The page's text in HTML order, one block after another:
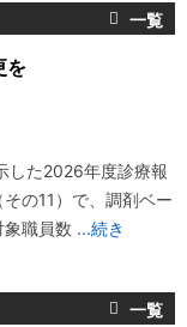
を
た2026年度診療報
の11）で、調剤ベー
象職員数 ...続き